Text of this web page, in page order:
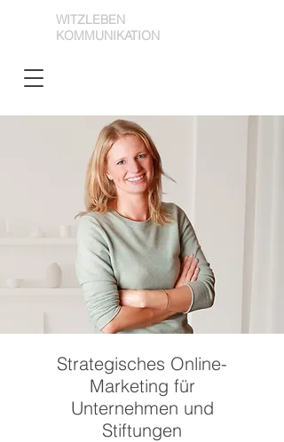
WITZLEBEN
KOMMUNIKATION
Strategisches Online-
Marketing für
Unternehmen und
Stiftungen